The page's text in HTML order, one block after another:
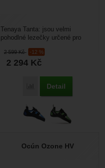
2 599Kč -12 %
2 294 Kč
Porovnat
Detail
Tenaya Tanta: jsou velmi
pohodlné lezečky určené pro
hledají primárně komfort....
Ocún Ozone HV